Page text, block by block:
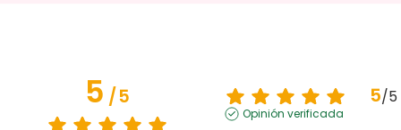
5/5 5/5
Opinión verificada